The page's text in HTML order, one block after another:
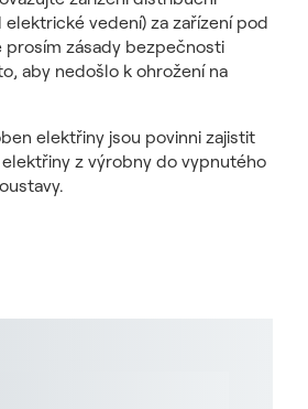
vedení) za zařízení pod
prosím zásady bezpečnosti
aby nedošlo k ohrožení na
elektřiny jsou povinni zajistit
z výrobny do vypnutého